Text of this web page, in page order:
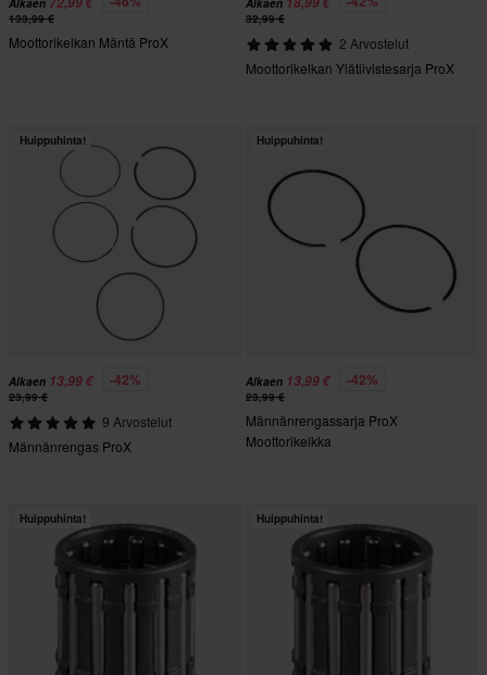
Alkaen
133,99 €
Moottorikelkan Mäntä ProX
Alkaen
32,99 €
2 Arvostelut
Moottorikelkan Ylätiivistesarja ProX
Huippuhinta!
Alkaen 13,99 € -42%
23,99 €
9 Arvostelut
Männänrengas ProX
Huippuhinta!
Alkaen 13,99 € -42%
23,99 €
Männänrengassarja ProX
Moottorikelkka
Huippuhinta! Huippuhinta!